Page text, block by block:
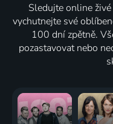
Sledujte online
vychutnejte své
100 dní zpětně.
pozastavovat nebo